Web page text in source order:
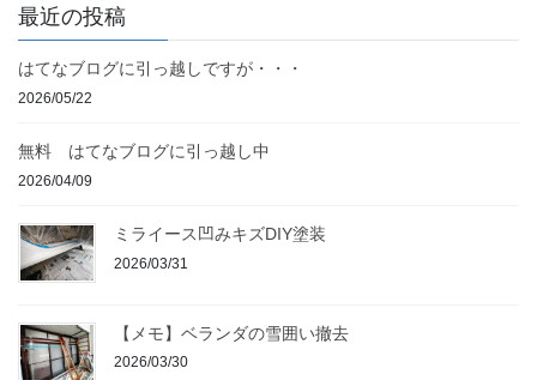
最近の投稿
はてなブログに引っ越しですが・・・
2026/05/22
無料 はてなブログに引っ越し中
2026/04/09
ミライース凹みキズDIY塗装
2026/03/31
【メモ】ベランダの雪囲い撤去
2026/03/30